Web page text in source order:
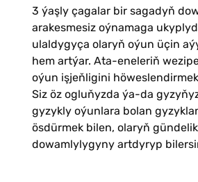
3 ýaşly çagalar bir sagadyň
arakesmesiz oýnamaga
ulaldygyça olaryň oýun üçin
hem artýar. Ata-eneleriň
oýun işjeňligini
Siz öz ogluňyzda ýa-da
gyzykly oýunlara bolan
ösdürmek bilen, olaryň
dowamlylygyny artdyryp